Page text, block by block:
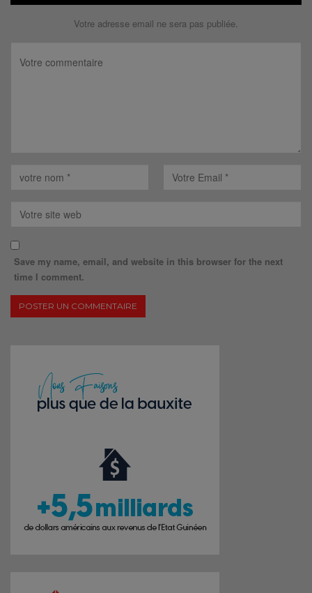
Votre adresse email ne sera pas publiée.
Save my name, email, and website in this browser for the next
time I comment.